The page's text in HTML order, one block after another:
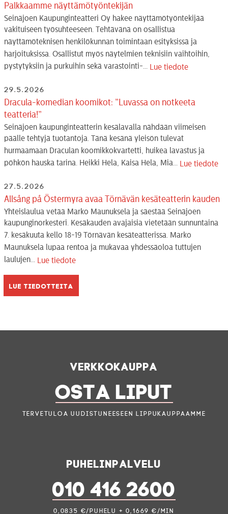
Palkkaamme näyttämötyöntekijän
Seinäjoen Kaupunginteatteri Oy hakee näyttämötyöntekijää
vakituiseen työsuhteeseen. Tehtävänä on osallistua
näyttämöteknisen henkilökunnan toimintaan esityksissä ja
harjoituksissa. Osallistut myös näytelmien teknisiin vaihtoihin,
pystytyksiin ja purkuihin sekä varastointi-...
Lue tiedote
29.5.2026
Dracula-komedian koomikot: ”Luvassa on notkeeta
teatteria!”
Seinäjoen kaupunginteatterin kesälavalla nähdään viimeisen
päälle tehtyjä tuotantoja. Tänä kesänä yleisön tulevat
hurmaamaan Draculan koomikkokvartetti, huikea lavastus ja
pöhkön hauska tarina. Heikki Hela, Kaisa Hela, Mia...
Lue tiedote
27.5.2026
Allsång på Östermyra avaa Törnävän kesäteatterin kauden
Yhteislaulua vetää Marko Maunuksela ja säestää Seinäjoen
kaupunginorkesteri. Kesäkauden avajaisia vietetään sunnuntaina
7. kesäkuuta kello 18-19 Törnävän kesäteatterissa. Marko
Maunuksela lupaa rentoa ja mukavaa yhdessäoloa tuttujen
laulujen...
Lue tiedote
Lue tiedotteita
Verkkokauppa
OSTA LIPUT
Tervetuloa uudistuneeseen lippukauppaamme
Puhelinpalvelu
010 416 2600
0,0835 €/puhelu + 0,1669 €/min